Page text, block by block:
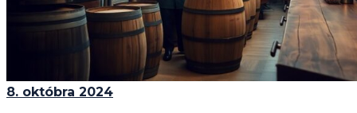
8. októbra 2024